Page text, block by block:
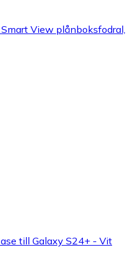
View plånboksfodral,
till Galaxy S24+ - Vit